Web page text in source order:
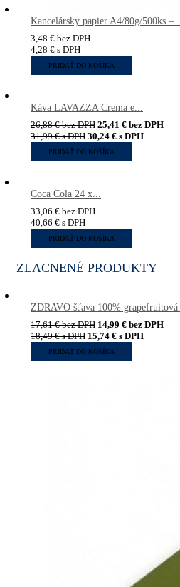
Kancelársky papier A4/80g/500ks
3,48 € bez DPH
4,28 € s DPH
PRIDAŤ DO KOŠÍKA
Káva LAVAZZA Crema e...
26,88€bez DPH 25,41 € bez DPH
31,99€s DPH 30,24 € s DPH
PRIDAŤ DO KOŠÍKA
Coca Cola 24 x...
33,06 € bez DPH
40,66 € s DPH
PRIDAŤ DO KOŠÍKA
ZLACNENÉ PRODUKTY
ZDRAVO šťava 100%
17,61€bez DPH 14,99 € bez DPH
18,49€s DPH 15,74 € s DPH
PRIDAŤ DO KOŠÍKA